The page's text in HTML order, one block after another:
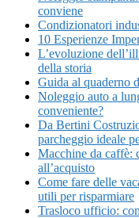
conviene
Condizionatori
10 Esperienze
L’evoluzione
della storia
Guida al quaderno
Noleggio auto a
conveniente?
Da Bertini
parcheggio ideale
Macchine da caffè:
all’acquisto
Come fare delle
utili per risparmiare
Trasloco ufficio: